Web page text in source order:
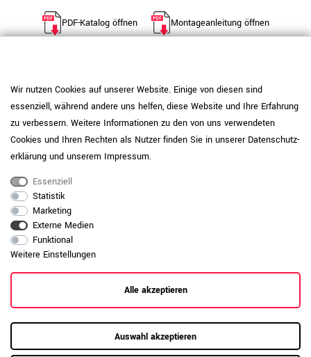
PDF-Katalog öffnen Montageanleitung öffnen
Gewicht 56 kg
Qualitätsstandards
Geprüft nach ISO 14001, ISO 45001, ISO
9001, EN 15804+A2
Serie CHOICE
Front-Farbe
Korpus-Farbe
Griff-Farbe
Schranktyp
Kunststofffuß 17 mm - höhenregulierbar
(+10 mm)
Ausstattung
2 Fachböden | 1 Mittelwand | Flexible
Einstellung der Fachbodenhöhe |
Wir nutzen Cookies auf unserer Website. Einige von diesen sind
essenziell, während andere uns helfen, diese Website und Ihre Erfahrung
zu verbessern. Weitere Informationen zu den von uns verwendeten
Cookies und Ihren Rechten als Nutzer finden Sie in unserer Daten­schutz­
erklärung und unserem Impressum.
Essenziell
Statistik
Marketing
Externe Medien
Funktional
Weitere Einstellungen
Alle akzeptieren
Auswahl akzeptieren